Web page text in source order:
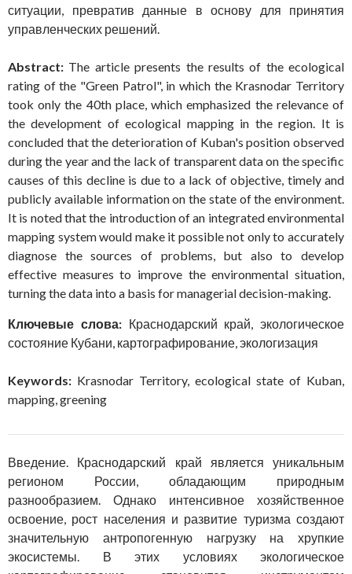
ситуации, превратив данные в основу для принятия
управленческих решений.
Abstract: The article presents the results of the ecological
rating of the "Green Patrol", in which the Krasnodar Territory
took only the 40th place, which emphasized the relevance of
the development of ecological mapping in the region. It is
concluded that the deterioration of Kuban's position observed
during the year and the lack of transparent data on the specific
causes of this decline is due to a lack of objective, timely and
publicly available information on the state of the environment.
It is noted that the introduction of an integrated environmental
mapping system would make it possible not only to accurately
diagnose the sources of problems, but also to develop
effective measures to improve the environmental situation,
turning the data into a basis for managerial decision-making.
Ключевые слова: Краснодарский край, экологическое
состояние Кубани, картографирование, экологизация
Keywords: Krasnodar Territory, ecological state of Kuban,
mapping, greening
Введение. Краснодарский край является уникальным
регионом России, обладающим природным
разнообразием. Однако интенсивное хозяйственное
освоение, рост населения и развитие туризма создают
значительную антропогенную нагрузку на хрупкие
экосистемы. В этих условиях экологическое